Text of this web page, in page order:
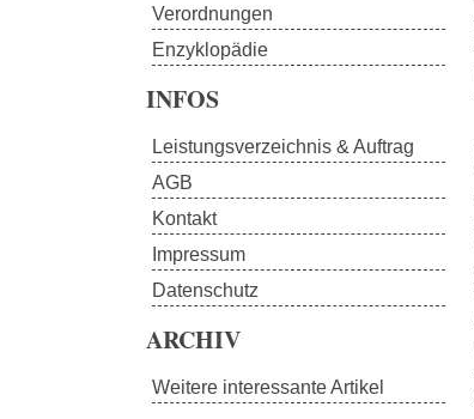
Verordnungen
Enzyklopädie
INFOS
Leistungsverzeichnis & Auftrag
AGB
Kontakt
Impressum
Datenschutz
ARCHIV
Weitere interessante Artikel